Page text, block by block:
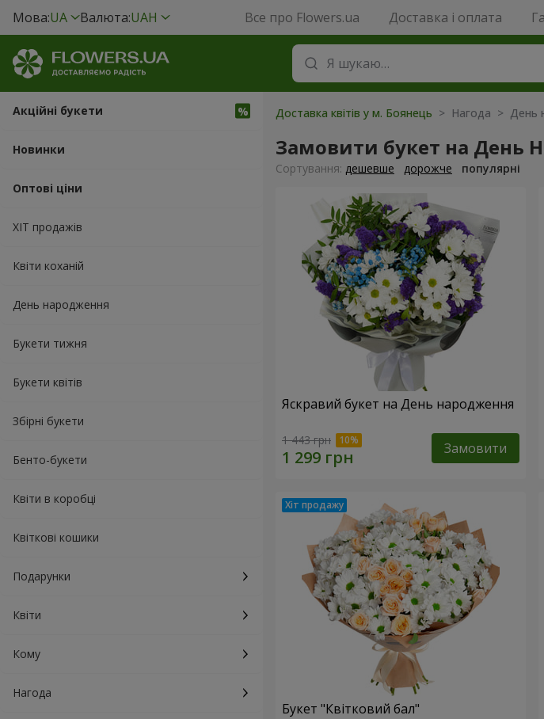
Мова:UA Валюта:UAH Все про Flowers.ua Доставка і оплата
Акційні букети
Новинки
Оптові ціни
ХІТ продажів
Квіти коханій
День народження
Букети тижня
Букети квітів
Збірні букети
Бенто-букети
Квіти в коробці
Квіткові кошики
Подарунки
Квіти
Кому
Нагода
Доставка квітів у м. Боянець > Нагода > День
Замовити букет на День
Сортування: дешевше дорожче популярні
Яскравий букет на День народження
1 443 грн Замовити
Букет "Квітковий бал"